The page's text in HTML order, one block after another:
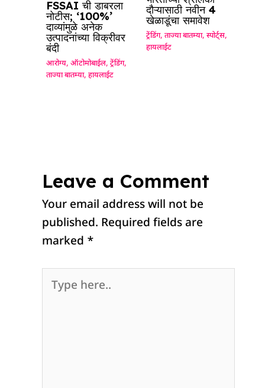
FSSAI ची डाबरला
नोटीस; ‘100%’
दाव्यांमुळे अनेक
उत्पादनांच्या विक्रीवर
बंदी
आरोग्य,ऑटोमोबाईल,ट्रेंडिंग,
ताज्या बातम्या,हायलाईट
दौऱ्यासाठी नवीन 4
खेळाडूंचा समावेश
ट्रेंडिंग, ताज्या बातम्या, स्पोर्ट्स,
हायलाईट
Leave a Comment
Your email address will not be
published. Required fields are
marked *
here..